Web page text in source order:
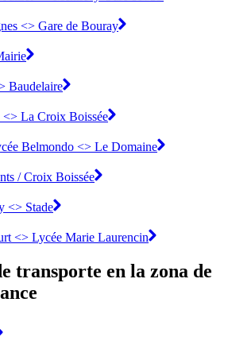
<> Gare de Bouray
Baudelaire
<> La Croix Boissée
Belmondo <> Le Domaine
/ Croix Boissée
<> Stade
<> Lycée Marie Laurencin
transporte en la zona de